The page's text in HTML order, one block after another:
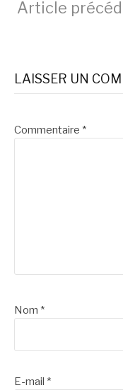
Lire
la
suite
Article
LAISSER UN
Commentaire *
Nom *
E-mail *